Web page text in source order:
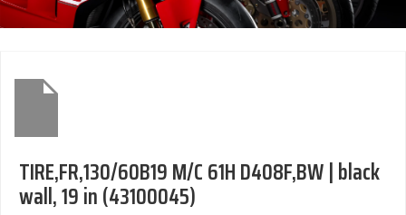
TIRE,FR,130/60B19 M/C 61H D408F,BW | black
wall, 19 in (43100045)